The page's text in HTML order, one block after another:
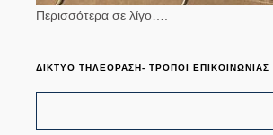
Περισσότερα σε λίγο….
ΔΙΚΤΥΟ ΤΗΛΕΟΡΑΣΗ- ΤΡΟΠΟΙ ΕΠΙΚΟΙΝΩΝΙΑΣ